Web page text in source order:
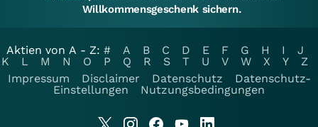
Willkommensgeschenk sichern.
Aktien von A - Z: # A B C D E F G H I
J
K
L M N O P Q R S T U V W X Y
Z
Impressum
Disclaimer Datenschutz
Datenschutz-
Einstellungen
Nutzungsbedingungen